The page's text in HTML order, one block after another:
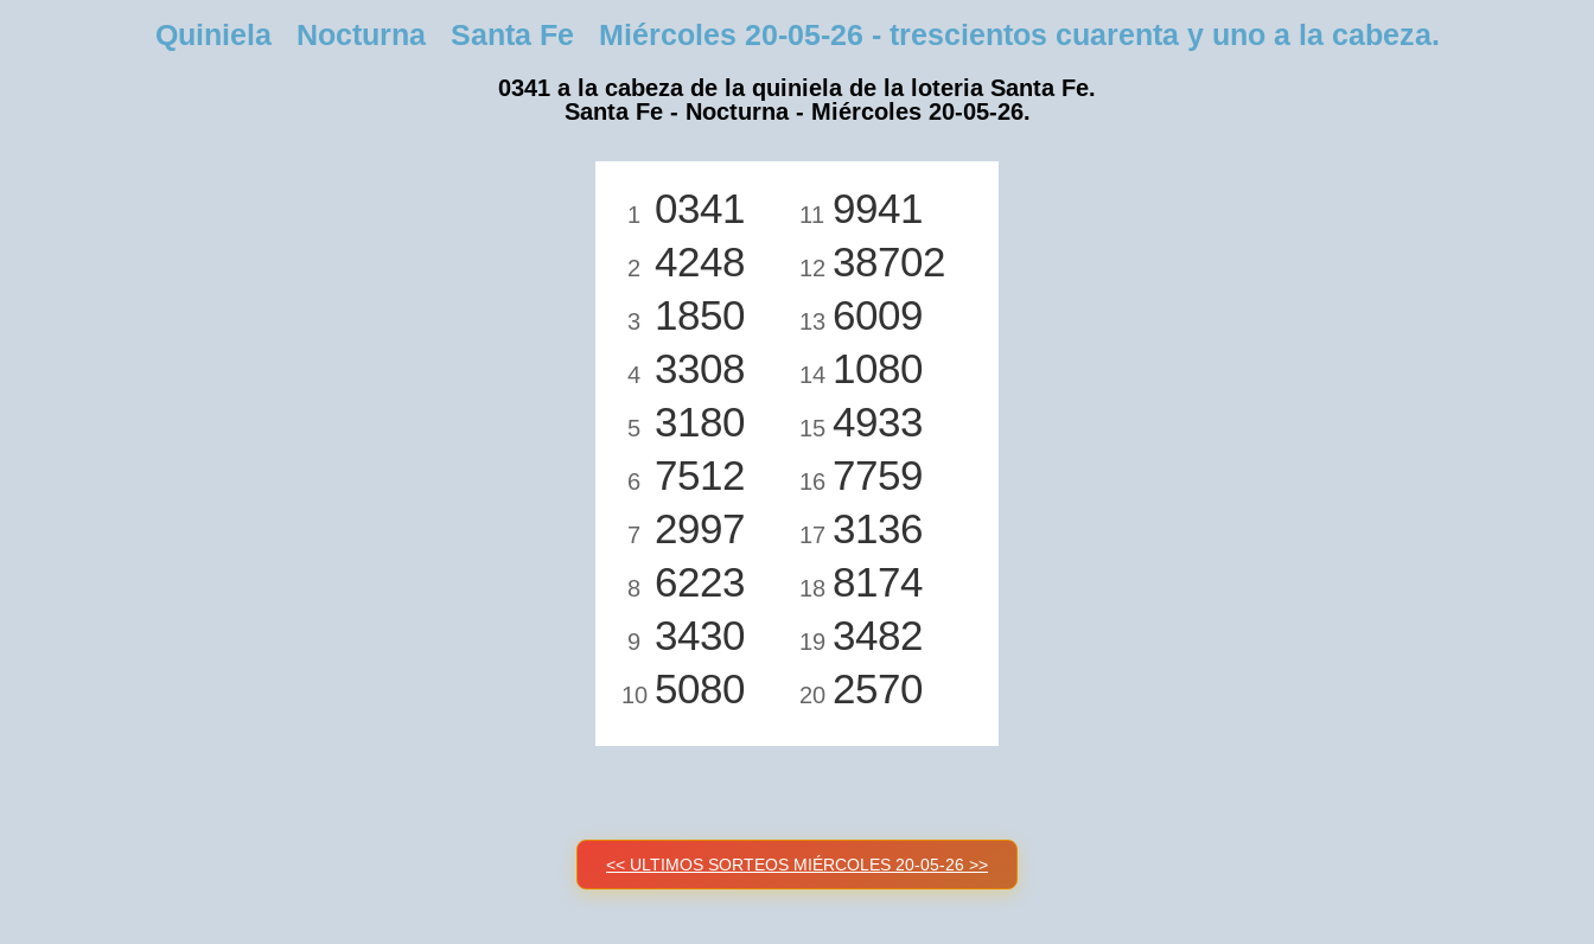
Quiniela Nocturna Santa Fe Miércoles 20-05-26 - trescientos cuarenta y uno a la cabeza.
0341 a la cabeza de la quiniela de la loteria Santa Fe.
Santa Fe - Nocturna - Miércoles 20-05-26.
1 0341
2 4248
3 1850
4 3308
5 3180
6 7512
7 2997
8 6223
9 3430
10 5080
11 9941
12 38702
13 6009
14 1080
15 4933
16 7759
17 3136
18 8174
19 3482
20 2570
<< ULTIMOS SORTEOS MIÉRCOLES 20-05-26 >>